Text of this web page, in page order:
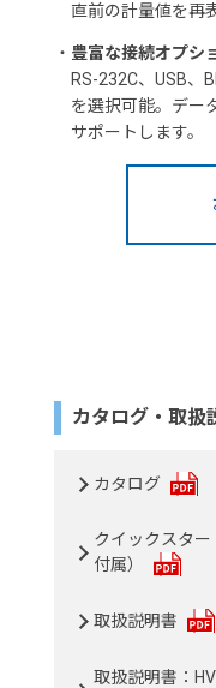
直前の計量値を再
・ 豊富な接続オプシ
RS-232C、USB、
を選択可能。デー
サポートします。
カタログ・取扱
カタログ
クイックスタ
付属）
取扱説明書
取扱説明書：